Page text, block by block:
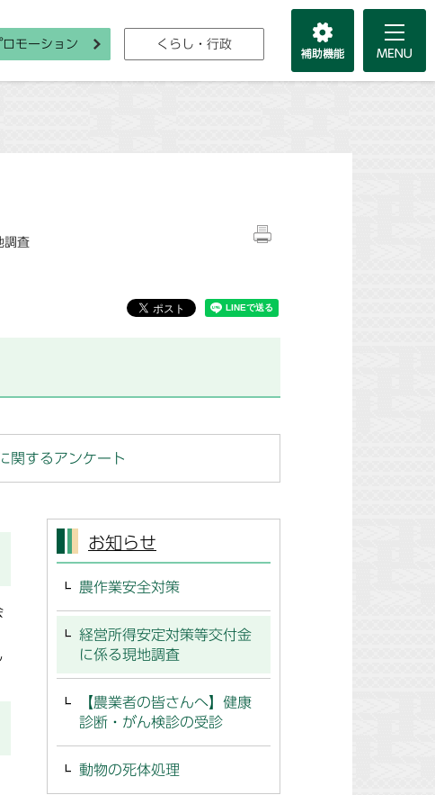
ロモーション くらし・行政
調査
関するアンケート
お知らせ
農作業安全対策
経営所得安定対策等交付金
に係る現地調査
【農業者の皆さんへ】健康
診断・がん検診の受診
動物の死体処理